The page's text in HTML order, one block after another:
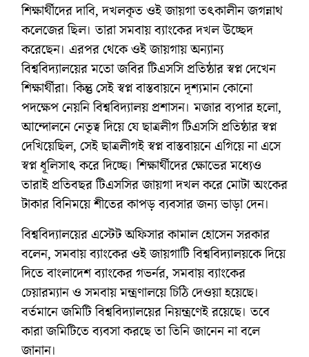
শিক্ষার্থীদের দাবি, দখলকৃত ওই জায়গা তৎকালীন জগন্নাথ
কলেজের ছিল। তারা সমবায় ব্যাংকের দখল উচ্ছেদ
করেছেন। এরপর থেকে ওই জায়গায় অন্যান্য
বিশ্ববিদ্যালয়ের মতো জবির টিএসসি প্রতিষ্ঠার স্বপ্ন দেখেন
শিক্ষার্থীরা। কিন্তু সেই স্বপ্ন বাস্তবায়নে দৃশ্যমান কোনো
পদক্ষেপ নেয়নি বিশ্ববিদ্যালয় প্রশাসন। মজার ব্যপার হলো,
আন্দোলনে নেতৃত্ব দিয়ে যে ছাত্রলীগ টিএসসি প্রতিষ্ঠার স্বপ্ন
দেখিয়েছিল, সেই ছাত্রলীগই স্বপ্ন বাস্তবায়নে এগিয়ে না এসে
স্বপ্ন ধূলিসাৎ করে দিচ্ছে। শিক্ষার্থীদের ক্ষোভের মধ্যেও
তারাই প্রতিবছর টিএসসির জায়গা দখল করে মোটা অংকের
টাকার বিনিময়ে শীতের কাপড় ব্যবসার জন্য ভাড়া দেন।
বিশ্ববিদ্যালয়ের এস্টেট অফিসার কামাল হোসেন সরকার
বলেন, সমবায় ব্যাংকের ওই জায়গাটি বিশ্ববিদ্যালয়কে দিয়ে
দিতে বাংলাদেশ ব্যাংকের গভর্নর, সমবায় ব্যাংকের
চেয়ারম্যান ও সমবায় মন্ত্রণালয়ে চিঠি দেওয়া হয়েছে।
বর্তমানে জমিটি বিশ্ববিদ্যালয়ের নিয়ন্ত্রণেই রয়েছে। তবে
কারা জমিটিতে ব্যবসা করছে তা তিনি জানেন না বলে
জানান।